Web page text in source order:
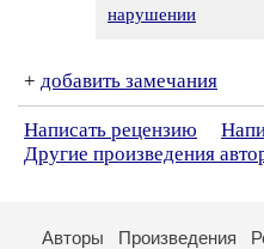
нарушении
+ добавить замечания
Написать рецензию
Другие произведения
Авторы Произведения